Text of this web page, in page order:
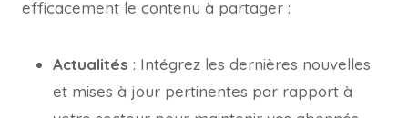
efficacement le contenu à partager :
Actualités : Intégrez les dernières nouvelles
et mises à jour pertinentes par rapport à